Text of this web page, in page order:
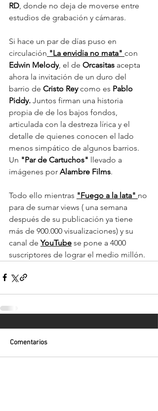
RD , donde no deja de moverse entre
estudios de grabación y cámaras.
Si hace un par de días puso en
circulación "La envidia no mata" con
Edwin Melody , el de Orcasitas acepta
ahora la invitación de un duro del
barrio de Cristo Rey como es Pablo
Piddy. Juntos firman una historia
propia de de los bajos fondos,
articulada con la destreza lírica y el
detalle de quienes conocen el lado
menos simpático de algunos barrios.
Un "Par de Cartuchos" llevado a
imágenes por Alambre Films.
Todo ello mientras "Fuego a la lata" no
para de sumar views ( una semana
después de su publicación ya tiene
más de 900.000 visualizaciones) y su
canal de YouTube se pone a 4000
suscriptores de lograr el medio millón.
Comentarios